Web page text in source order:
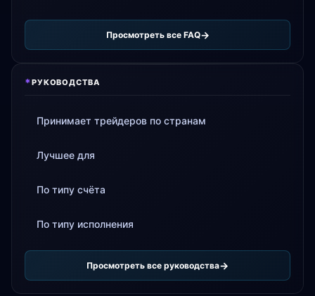
Просмотреть все FAQ
*РУКОВОДСТВА
Принимает трейдеров по странам
Лучшее для
По типу счёта
По типу исполнения
Просмотреть все руководства